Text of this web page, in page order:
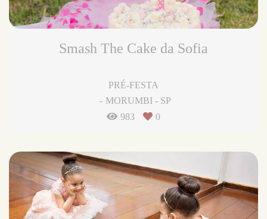
Smash The Cake da Sofia
PRÉ-FESTA
MORUMBI - SP
983
0